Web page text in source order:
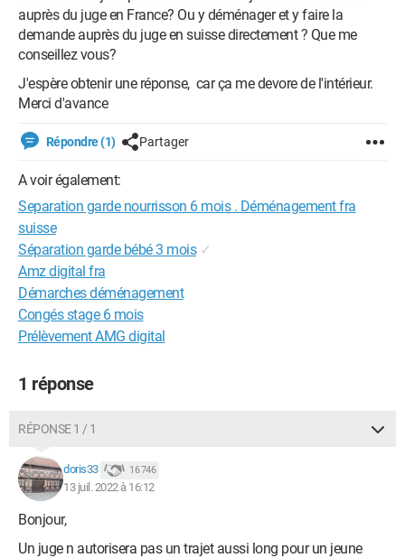
auprès du juge en France? Ou y déménager et y faire la
demande auprès du juge en suisse directement ? Que me
conseillez vous?
J'espère obtenir une réponse, car ça me devore de l'intérieur.
Merci d'avance
Répondre (1) Partager
A voir également:
Separation garde nourrisson 6 mois . Déménagement fra
suisse
Séparation garde bébé 3 mois ✓
Amz digital fra
Démarches déménagement
Congés stage 6 mois
Prélèvement AMG digital
1 réponse
RÉPONSE 1 / 1
doris33 16 746
13 juil. 2022 à 16:12
Bonjour,
Un juge n autorisera pas un trajet aussi long pour un jeune